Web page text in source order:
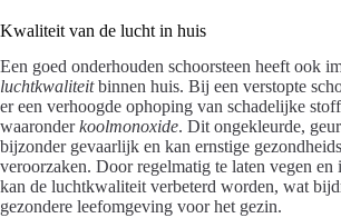
Kwaliteit van de lucht in huis
Een goed onderhouden schoorsteen heeft ook
luchtkwaliteitbinnen huis. Bij een verstopte
er een verhoogde ophoping van schadelijke
waaronderkoolmonoxide. Dit ongekleurde,
bijzonder gevaarlijk en kan ernstige
veroorzaken. Door regelmatig te laten vegen en
kan de luchtkwaliteit verbeterd worden, wat
gezondere leefomgeving voor het gezin.